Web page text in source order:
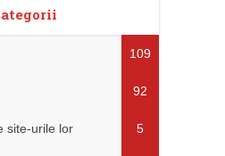
109
92
site-urile lor 5